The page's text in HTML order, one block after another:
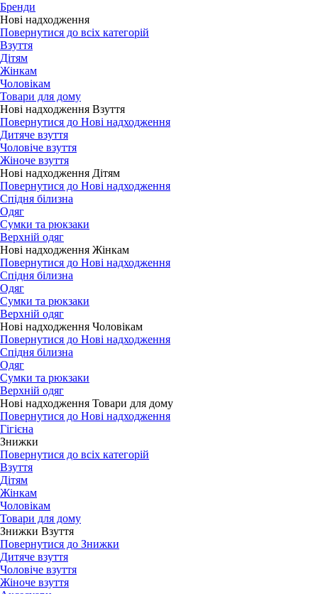
Бренди
Нові надходження
Повернутися до всіх категорій
Взуття
Дітям
Жінкам
Чоловікам
Товари для дому
Нові надходження Взуття
Повернутися до Нові надходження
Дитяче взуття
Чоловіче взуття
Жіноче взуття
Нові надходження Дітям
Повернутися до Нові надходження
Спідня білизна
Одяг
Сумки та рюкзаки
Верхній одяг
Нові надходження Жінкам
Повернутися до Нові надходження
Спідня білизна
Одяг
Сумки та рюкзаки
Верхній одяг
Нові надходження Чоловікам
Повернутися до Нові надходження
Спідня білизна
Одяг
Сумки та рюкзаки
Верхній одяг
Нові надходження Товари для дому
Повернутися до Нові надходження
Гігієна
Знижки
Повернутися до всіх категорій
Взуття
Дітям
Жінкам
Чоловікам
Товари для дому
Знижки Взуття
Повернутися до Знижки
Дитяче взуття
Чоловіче взуття
Жіноче взуття